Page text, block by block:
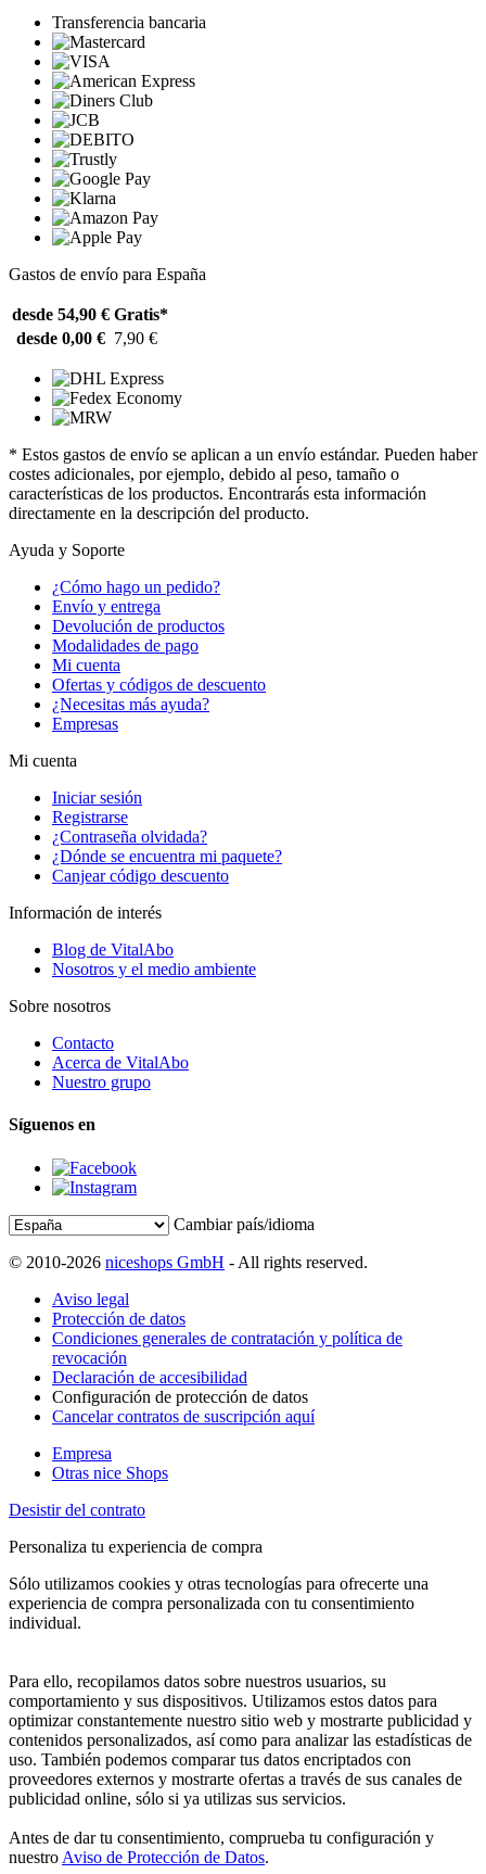
Transferencia bancaria
Gastos de envío para España
desde 54,90 € Gratis*
desde 0,00 € 7,90 €
* Estos gastos de envío se aplican a un envío estándar. Pueden haber
costes adicionales, por ejemplo, debido al peso, tamaño o
características de los productos. Encontrarás esta información
directamente en la descripción del producto.
Ayuda y Soporte
¿Cómo hago un pedido?
Envío y entrega
Devolución de productos
Modalidades de pago
Mi cuenta
Ofertas y códigos de descuento
¿Necesitas más ayuda?
Empresas
Mi cuenta
Iniciar sesión
Registrarse
¿Contraseña olvidada?
¿Dónde se encuentra mi paquete?
Canjear código descuento
Información de interés
Blog de VitalAbo
Nosotros y el medio ambiente
Sobre nosotros
Contacto
Acerca de VitalAbo
Nuestro grupo
Síguenos en
Cambiar país/idioma
© 2010-2026 niceshops GmbH - All rights reserved.
Aviso legal
Protección de datos
Condiciones generales de contratación y política de
revocación
Declaración de accesibilidad
Configuración de protección de datos
Cancelar contratos de suscripción aquí
Empresa
Otras nice Shops
Desistir del contrato
Personaliza tu experiencia de compra
Sólo utilizamos cookies y otras tecnologías para ofrecerte una
experiencia de compra personalizada con tu consentimiento
individual.
Para ello, recopilamos datos sobre nuestros usuarios, su
comportamiento y sus dispositivos. Utilizamos estos datos para
optimizar constantemente nuestro sitio web y mostrarte publicidad y
contenidos personalizados, así como para analizar las estadísticas de
uso. También podemos comparar tus datos encriptados con
proveedores externos y mostrarte ofertas a través de sus canales de
publicidad online, sólo si ya utilizas sus servicios.
Antes de dar tu consentimiento, comprueba tu configuración y
nuestro Aviso de Protección de Datos.